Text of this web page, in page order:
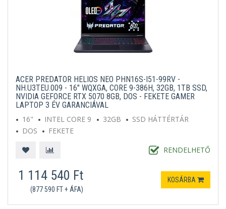
ACER PREDATOR HELIOS NEO PHN16S-I51-99RV -
NH.U3TEU.009 - 16" WQXGA, CORE 9-386H, 32GB, 1TB SSD,
NVIDIA GEFORCE RTX 5070 8GB, DOS - FEKETE GAMER
LAPTOP 3 ÉV GARANCIÁVAL
16"
INTEL CORE 9 32GB
SSD HÁTTÉRTÁR
DOS
FEKETE
RENDELHETŐ
1 114 540 Ft
(877 590 FT + ÁFA)
KOSÁRBA